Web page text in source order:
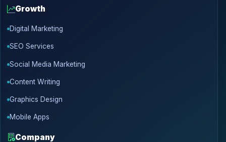
Growth
Digital Marketing
SEO Services
Social Media Marketing
Content Writing
Graphics Design
Mobile Apps
Company